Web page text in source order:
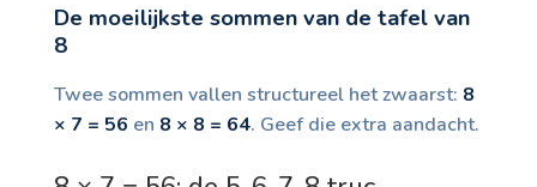
De moeilijkste sommen van de tafel van
8
Twee sommen vallen structureel het zwaarst: 8
× 7 = 56 en 8 × 8 = 64. Geef die extra aandacht.